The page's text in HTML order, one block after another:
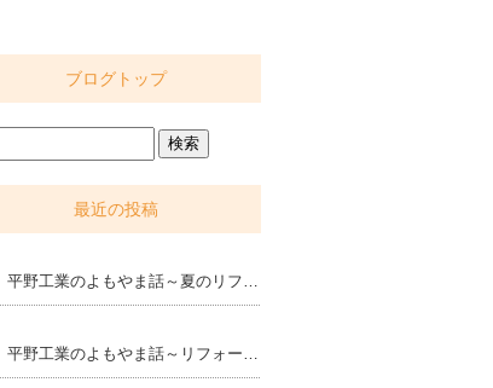
ブログトップ
最近の投稿
平野工業のよもやま話～夏のリフォームで快適な住まいづくり
平野工業のよもやま話～リフォームに求められる専門性とは